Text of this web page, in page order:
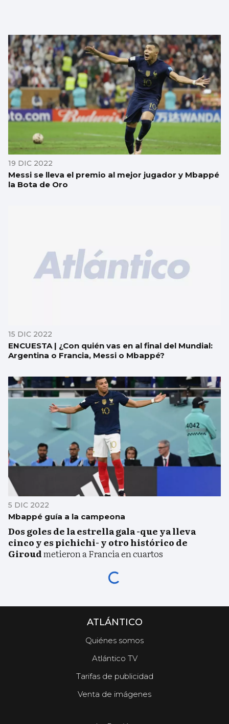
19 DIC 2022
Messi se lleva el premio al mejor jugador y Mbappé
la Bota de Oro
15 DIC 2022
ENCUESTA | ¿Con quién vas en al final del Mundial:
Argentina o Francia, Messi o Mbappé?
5 DIC 2022
Mbappé guía a la campeona
Dos goles de la estrella gala -que ya lleva
cinco y es pichichi- y otro histórico de
Giroudmetieron a Francia en cuartos
ATLÁNTICO
Quiénes somos
Atlántico TV
Tarifas de publicidad
Venta de imágenes